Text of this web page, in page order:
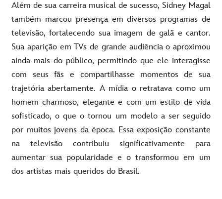
Além de sua carreira musical de sucesso, Sidney Magal
também marcou presença em diversos programas de
televisão, fortalecendo sua imagem de galã e cantor.
Sua aparição em TVs de grande audiência o aproximou
ainda mais do público, permitindo que ele interagisse
com seus fãs e compartilhasse momentos de sua
trajetória abertamente. A mídia o retratava como um
homem charmoso, elegante e com um estilo de vida
sofisticado, o que o tornou um modelo a ser seguido
por muitos jovens da época. Essa exposição constante
na televisão contribuiu significativamente para
aumentar sua popularidade e o transformou em um
dos artistas mais queridos do Brasil.